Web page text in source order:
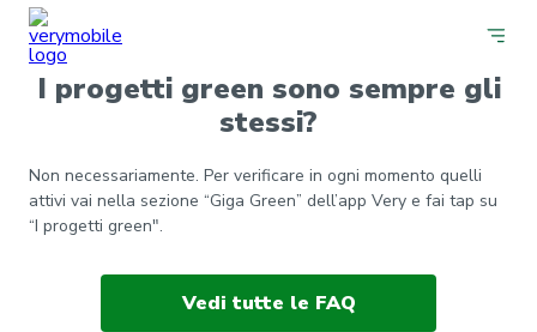
I progetti green sono sempre gli
stessi?
Non necessariamente. Per verificare in ogni momento quelli
attivi vai nella sezione “Giga Green” dell’app Very e fai tap su
“I progetti green".
Vedi tutte le FAQ